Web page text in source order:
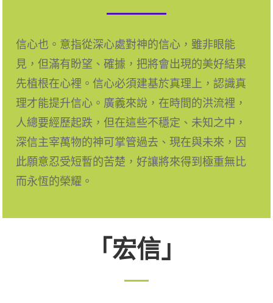
信心也。意指從深心處對神的信心，雖非眼能
見，但滿有盼望、確據，把將會出現的美好結果
先植根在心裡。信心必須建基於真理上，認識真
理才能提升信心。廣義來說，在時間的洪流裡，
人總要經歷起跌，但在這些不穩定、未知之中，
深信主宰萬物的神可掌管過去、現在與未來，因
此願意忍受短暫的苦楚，好讓將來得到極重無比
而永恆的榮耀。
「宏信」